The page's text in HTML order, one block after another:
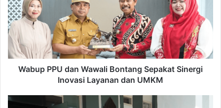
Wawali
Bontang
Sepakat
Sinergi
Inovasi
Layanan
danWabup PPU dan Wawali Bontang Sepakat Sinergi
Inovasi Layanan dan UMKM
Kunjungan